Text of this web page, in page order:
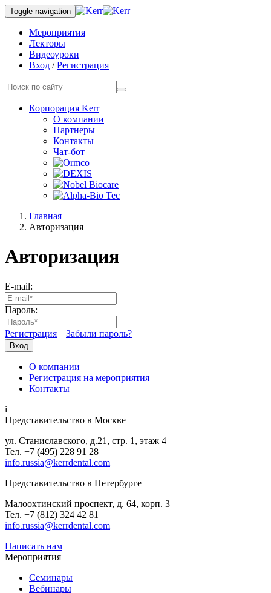
Toggle navigation
Мероприятия
Лекторы
Видеоуроки
Вход /Регистрация
Корпорация Kerr
О компании
Партнеры
Контакты
Чат-бот
Главная
Авторизация
Авторизация
E-mail:
Пароль:
Регистрация Забыли пароль?
Вход
О компании
Регистрация на мероприятия
Контакты
i
Представительство в Москве
ул. Станиславского, д.21, стр. 1, этаж 4
Тел. +7 (495) 228 91 28
info.russia@kerrdental.com
Представительство в Петербурге
Малоохтинский проспект, д. 64, корп. 3
Тел. +7 (812) 324 42 81
info.russia@kerrdental.com
Написать нам
Мероприятия
Семинары
Вебинары